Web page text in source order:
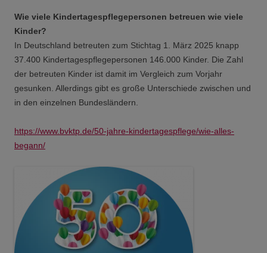
Wie viele Kindertagespflegepersonen betreuen wie viele
Kinder?
In Deutschland betreuten zum Stichtag 1. März 2025 knapp
37.400 Kindertagespflegepersonen 146.000 Kinder. Die Zahl
der betreuten Kinder ist damit im Vergleich zum Vorjahr
gesunken. Allerdings gibt es große Unterschiede zwischen und
in den einzelnen Bundesländern.
https://www.bvktp.de/50-jahre-kindertagespflege/wie-alles-
begann/